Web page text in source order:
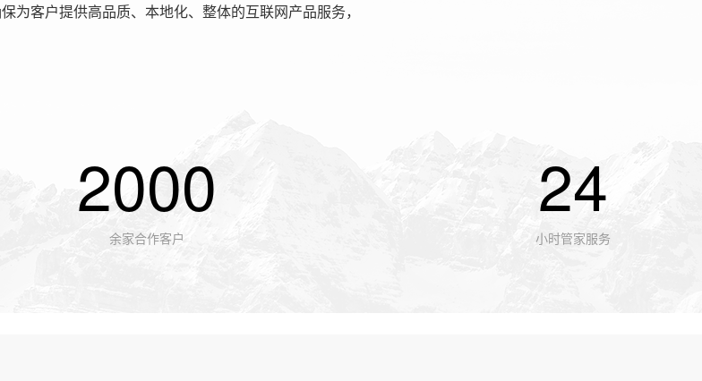
为客户提供高品质、本地化、整体的互联网产品服务，
2000
余家合作客户
24
小时管家服务